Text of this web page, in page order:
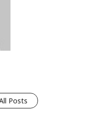
Posts